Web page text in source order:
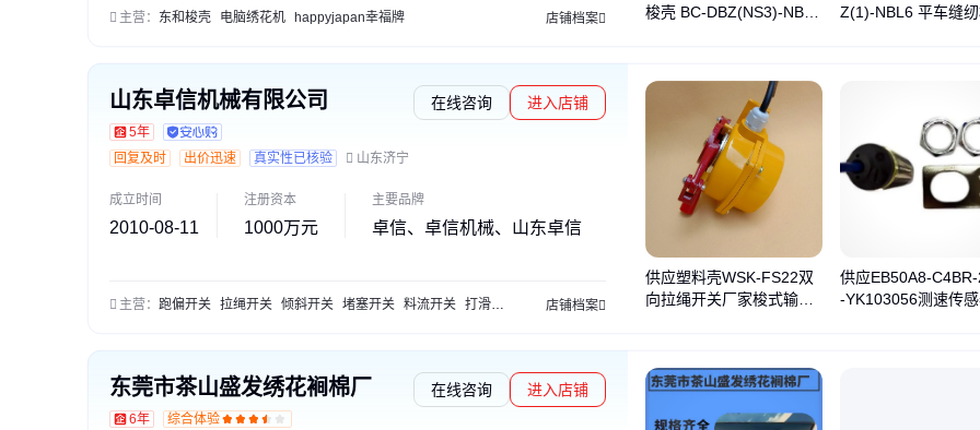
主营： 东和梭壳 电脑绣花机 happyjapan幸福牌 店铺档案
梭壳 BC-DBZ(NS3)-NBL
Z(1)-NBL6 平车缝纫
山东卓信机械有限公司
5年
在线咨询 进入店铺
回复及时 出价迅速 真实性已核验 山东济宁
成立时间
2010-08-11
注册资本
1000万元
主要品牌
卓信、卓信机械、山东卓信
主营： 跑偏开关 拉绳开关 倾斜开关 堵塞开关 料流开关 打滑检测开关 失速开关 溜槽堵塞开关 煤流开关 钢轨磨耗测量尺 射频导纳开关 静电
店铺档案
供应塑料壳WSK-FS22双
向拉绳开关厂家梭式输送
供应EB50A8-
-YK103056测速传感
东莞市茶山盛发绣花裥棉厂
6年 综合体验
在线咨询 进入店铺